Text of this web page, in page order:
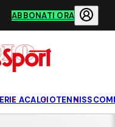
ABBONATI ORA
ACALCIOTENNIS